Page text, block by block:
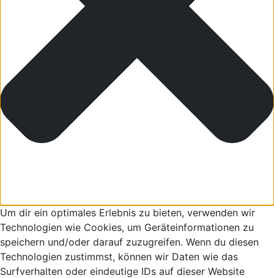
Um dir ein optimales Erlebnis zu bieten, verwenden wir
Technologien wie Cookies, um Geräteinformationen zu
speichern und/oder darauf zuzugreifen. Wenn du diesen
Technologien zustimmst, können wir Daten wie das
Surfverhalten oder eindeutige IDs auf dieser Website